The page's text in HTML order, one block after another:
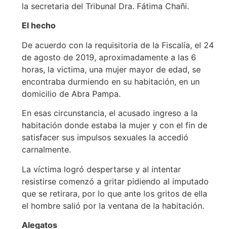
la secretaria del Tribunal Dra. Fátima Chañi.
El hecho
De acuerdo con la requisitoria de la Fiscalía, el 24
de agosto de 2019, aproximadamente a las 6
horas, la victima, una mujer mayor de edad, se
encontraba durmiendo en su habitación, en un
domicilio de Abra Pampa.
En esas circunstancia, el acusado ingreso a la
habitación donde estaba la mujer y con el fin de
satisfacer sus impulsos sexuales la accedió
carnalmente.
La víctima logró despertarse y al intentar
resistirse comenzó a gritar pidiendo al imputado
que se retirara, por lo que ante los gritos de ella
el hombre salió por la ventana de la habitación.
Alegatos